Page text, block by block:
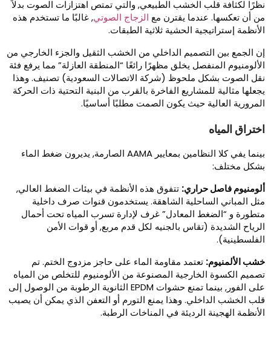
لكثافة قلب الخشب الطبيعي, والتي تمتص اهتزازات الصوت بدلاً
أن تعكسها. عندما يقترن معالزجاج الصوتي, غالبًا ما تستخدم هذه
إستراتيجية الحشية ثلاثية الطبقات.
الجمع بين التصميم الداخلي من الخشب الثقيل والجزء الخارجي من
المنفصل يخلق مظهرًا رائعًا “المنطقة العازلة” مما يرفع فئة
الصوت بشكل ملحوظ (شركة الاتصالات السعودية) تصنيف. وهذا
مثالية للمشاريع الفاخرة بالقرب من البنية التحتية ذات الحركة
العالية حيث يكون الصمت مطلبًا أساسيًا.
المياه
بينما يفي كلا النظامين بمعايير AAMA الصارمة, يديرون ضغط الماء
مختلف:
فاصل حراري:تتفوق هذه الأنظمة في بيئات الضغط العالي,
المباني الساحلية الشاهقة. يستخدمون قنوات صرف داخلية
و “الضغط المعادل” غرف لإدارة تسرب المياه تحت أحمال
الشديدة (تقاس بالجنيه لكل قدم مربع, أو قوات الأمن
الألمنيوم:تعتمد مقاومة الماء على حاجز مزدوج الختم. تم
الكسوة الخارجية المصنوعة من الألومنيوم للتخلص من المياه
على الفور, بينما تمنع حشوات EPDM الثانوية الرطوبة من الوصول إلى
الخشب الداخلي. وهذا يمنع التورم أو التعفن الذي يمكن أن يصيب
الهجينة الرديئة في المناخات الرطبة.